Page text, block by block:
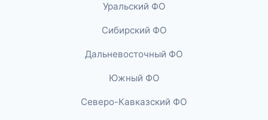
Уральский ФО
Сибирский ФО
Дальневосточный ФО
Южный ФО
Северо-Кавказский ФО